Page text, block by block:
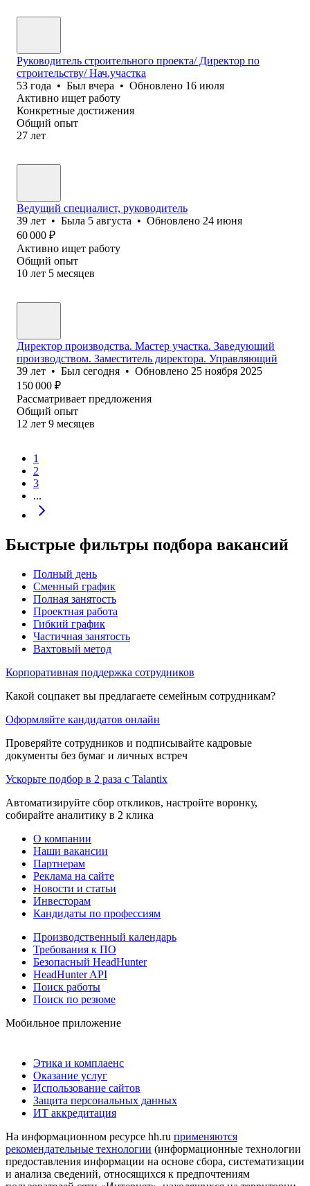
Руководитель строительного проекта/ Директор по
строительству/ Нач.участка
53 года • Был вчера • Обновлено 16 июля
Активно ищет работу
Конкретные достижения
Общий опыт
27 лет
Ведущий специалист, руководитель
39 лет • Была 5 августа • Обновлено 24 июня
60 000 ₽
Активно ищет работу
Общий опыт
10 лет 5 месяцев
Директор производства. Мастер участка. Заведующий
производством. Заместитель директора. Управляющий
39 лет • Был сегодня • Обновлено 25 ноября 2025
150 000 ₽
Рассматривает предложения
Общий опыт
12 лет 9 месяцев
1
2
3
...
Быстрые фильтры подбора вакансий
Полный день
Сменный график
Полная занятость
Проектная работа
Гибкий график
Частичная занятость
Вахтовый метод
Корпоративная поддержка сотрудников
Какой соцпакет вы предлагаете семейным сотрудникам?
Оформляйте кандидатов онлайн
Проверяйте сотрудников и подписывайте кадровые
документы без бумаг и личных встреч
Ускорьте подбор в 2 раза с Talantix
Автоматизируйте сбор откликов, настройте воронку,
собирайте аналитику в 2 клика
О компании
Наши вакансии
Партнерам
Реклама на сайте
Новости и статьи
Инвесторам
Кандидаты по профессиям
Производственный календарь
Требования к ПО
Безопасный HeadHunter
HeadHunter API
Поиск работы
Поиск по резюме
Мобильное приложение
Этика и комплаенс
Оказание услуг
Использование сайтов
Защита персональных данных
ИТ аккредитация
На информационном ресурсе hh.ru применяются
рекомендательные технологии (информационные технологии
предоставления информации на основе сбора, систематизации
и анализа сведений, относящихся к предпочтениям